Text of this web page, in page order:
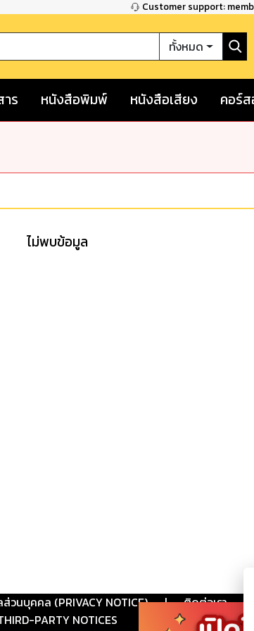
Customer support:
ทั้งหมด
ร หนังสือพิมพ์ หนังสือเสียง คอร์
ไม่พบข้อมูล
วนบุคคล (PRIVACY NOTICE) | ติดต่อเรา
PARTY NOTICES